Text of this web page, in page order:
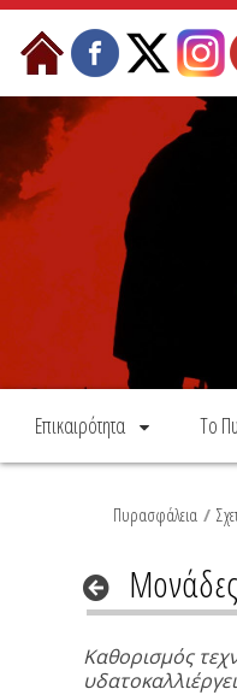
Skip to Content
Επικαιρότητα Το
Πυρασφάλεια /
Μονάδες
Καθορισμός